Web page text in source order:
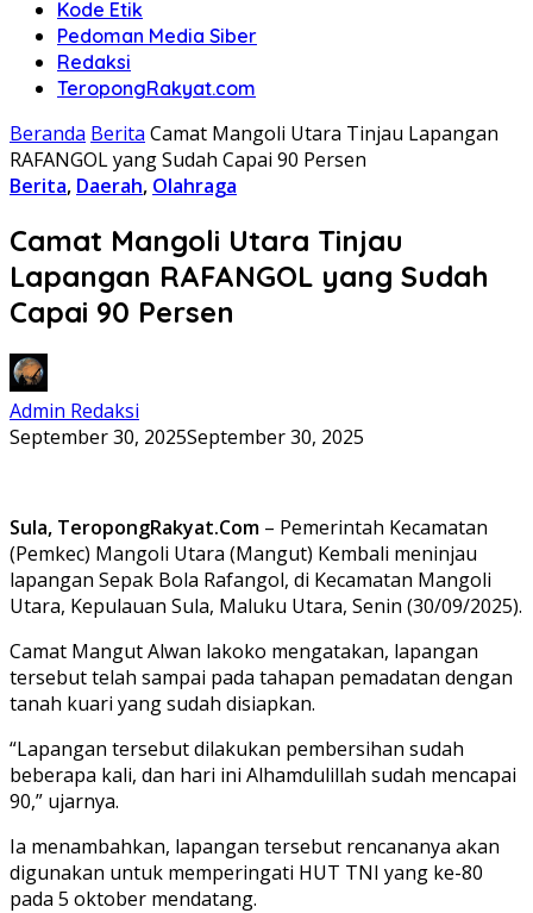
Kode Etik
Pedoman Media Siber
Redaksi
TeropongRakyat.com
Beranda Berita Camat Mangoli Utara Tinjau Lapangan
RAFANGOL yang Sudah Capai 90 Persen
Berita, Daerah, Olahraga
Camat Mangoli Utara Tinjau
Lapangan RAFANGOL yang Sudah
Capai 90 Persen
Admin Redaksi
September 30, 2025September 30, 2025
Sula, TeropongRakyat.Com – Pemerintah Kecamatan
(Pemkec) Mangoli Utara (Mangut) Kembali meninjau
lapangan Sepak Bola Rafangol, di Kecamatan Mangoli
Utara, Kepulauan Sula, Maluku Utara, Senin (30/09/2025).
Camat Mangut Alwan lakoko mengatakan, lapangan
tersebut telah sampai pada tahapan pemadatan dengan
tanah kuari yang sudah disiapkan.
“Lapangan tersebut dilakukan pembersihan sudah
beberapa kali, dan hari ini Alhamdulillah sudah mencapai
90,” ujarnya.
Ia menambahkan, lapangan tersebut rencananya akan
digunakan untuk memperingati HUT TNI yang ke-80
pada 5 oktober mendatang.